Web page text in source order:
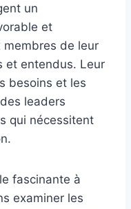
un
et
membres de leur
et entendus. Leur
besoins et les
leaders
qui nécessitent
fascinante à
examiner les